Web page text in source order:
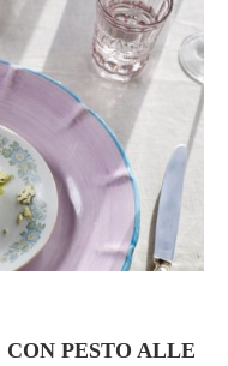
PESTO ALLE